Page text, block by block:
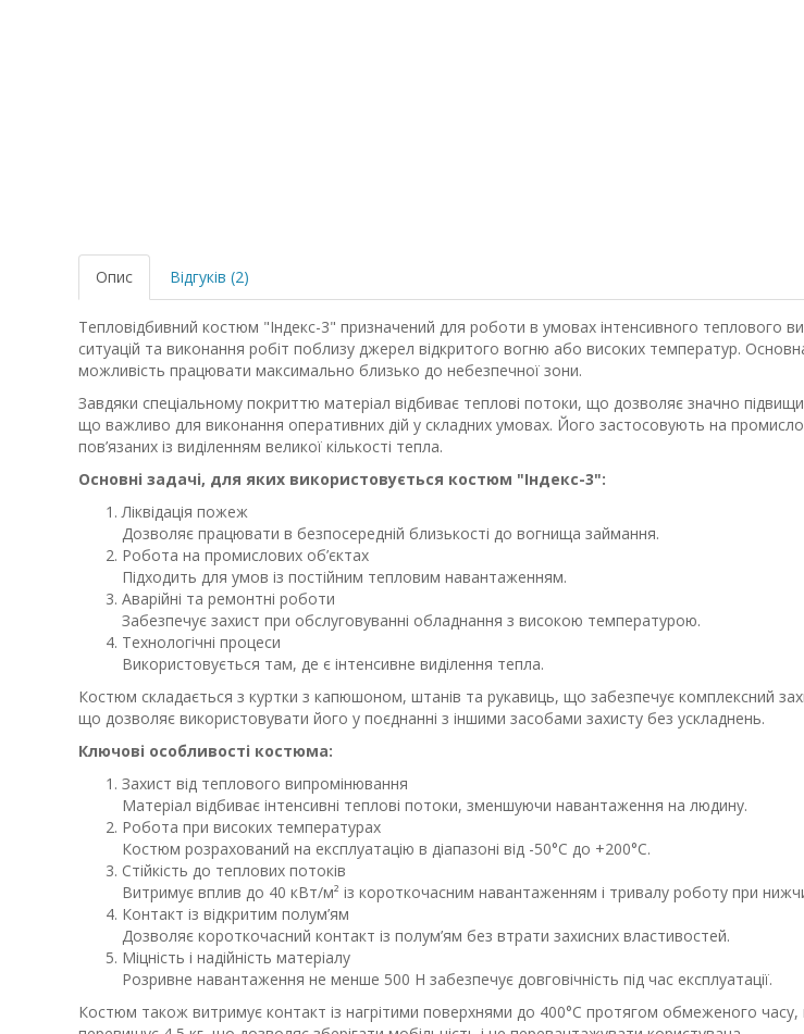
Опис Відгуків (2)
Тепловідбивний костюм "Індекс-3" призначений для роботи в умовах інтенсивного теплового
ситуацій та виконання робіт поблизу джерел відкритого вогню або високих температур.
можливість працювати максимально близько до небезпечної зони.
Завдяки спеціальному покриттю матеріал відбиває теплові потоки, що дозволяє значно
що важливо для виконання оперативних дій у складних умовах. Його застосовують на
пов’язаних із виділенням великої кількості тепла.
Основні задачі, для яких використовується костюм "Індекс-3":
Ліквідація пожеж
Дозволяє працювати в безпосередній близькості до вогнища займання.
Робота на промислових об’єктах
Підходить для умов із постійним тепловим навантаженням.
Аварійні та ремонтні роботи
Забезпечує захист при обслуговуванні обладнання з високою температурою.
Технологічні процеси
Використовується там, де є інтенсивне виділення тепла.
Костюм складається з куртки з капюшоном, штанів та рукавиць, що забезпечує комплексний
що дозволяє використовувати його у поєднанні з іншими засобами захисту без ускладнень.
Ключові особливості костюма:
Захист від теплового випромінювання
Матеріал відбиває інтенсивні теплові потоки, зменшуючи навантаження на людину.
Робота при високих температурах
Костюм розрахований на експлуатацію в діапазоні від -50°C до +200°C.
Стійкість до теплових потоків
Витримує вплив до 40 кВт/м² із короткочасним навантаженням і тривалу роботу при
Контакт із відкритим полум’ям
Дозволяє короткочасний контакт із полум’ям без втрати захисних властивостей.
Міцність і надійність матеріалу
Розривне навантаження не менше 500 Н забезпечує довговічність під час експлуатації.
Костюм також витримує контакт із нагрітими поверхнями до 400°C протягом обмеженого